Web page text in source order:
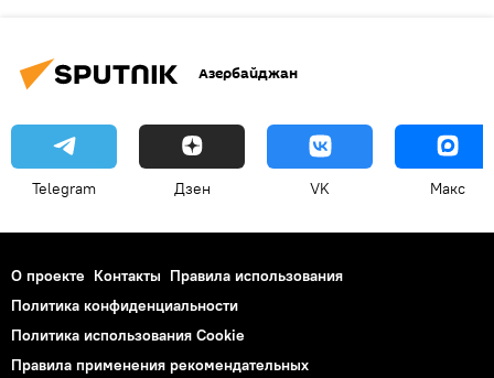
Азербайджан
Telegram Дзен VK Макс
О проекте Контакты Правила использования
Политика конфиденциальности
Политика использования Cookie
Правила применения рекомендательных